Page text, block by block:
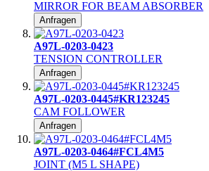
MIRROR FOR BEAM ABSORBER
Anfragen
A97L-0203-0423
TENSION CONTROLLER
Anfragen
A97L-0203-0445#KR123245
CAM FOLLOWER
Anfragen
A97L-0203-0464#FCL4M5
JOINT (M5 L SHAPE)